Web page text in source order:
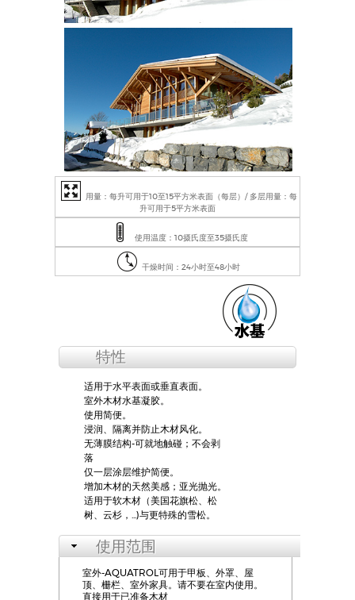
用量：每升可用于10至15平方米表面（每层）/ 多层用量：每
升可用于5平方米表面
使用温度：10摄氏度至35摄氏度
干燥时间：24小时至48小时
特性
适用于水平表面或垂直表面。
室外木材水基凝胶。
使用简便。
浸润、隔离并防止木材风化。
无薄膜结构-可就地触碰；不会剥
落
仅一层涂层维护简便。
增加木材的天然美感；亚光抛光。
适用于软木材（美国花旗松、松
树、云杉，...)与更特殊的雪松。
使用范围
室外-AQUATROL可用于甲板、外罩、屋
顶、栅栏、室外家具。请不要在室内使用。
直接用于已准备木材